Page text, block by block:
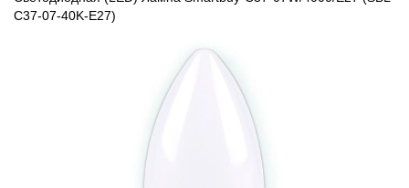
C37-07-40K-E27)